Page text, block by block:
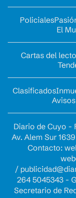
Policiales
El
Cartas del
Clasificados
Diario de Cuyo -
Av. Alem Sur
Contacto:
/
264 5045343 -
Secretario de